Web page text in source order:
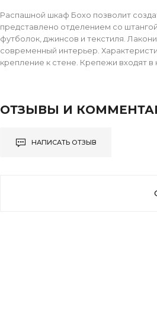
Распашной шкаф Бохо позволит
представлено отделением со
футболок, джинсов и текстиля.
современный интерьер.
крепление к стене. Крепежи входят в
ОТЗЫВЫ И
НАПИСАТЬ ОТЗЫВ